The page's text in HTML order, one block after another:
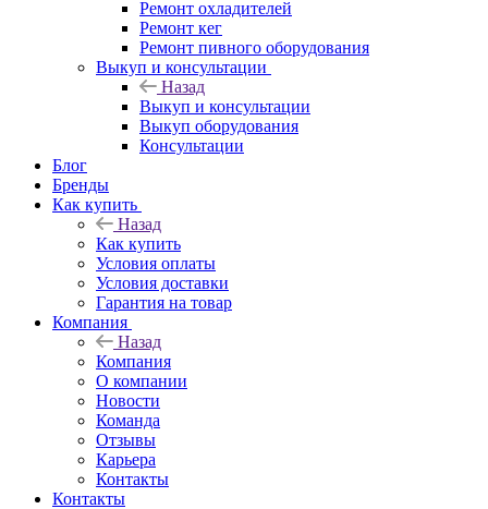
Ремонт охладителей
Ремонт кег
Ремонт пивного оборудования
Выкуп и консультации
Назад
Выкуп и консультации
Выкуп оборудования
Консультации
Блог
Бренды
Как купить
Назад
Как купить
Условия оплаты
Условия доставки
Гарантия на товар
Компания
Назад
Компания
О компании
Новости
Команда
Отзывы
Карьера
Контакты
Контакты